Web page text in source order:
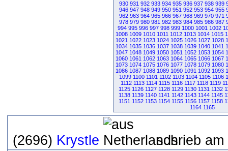
930 931 932 933 934 935 936 937 938 939
946 947 948 949 950 951 952 953 954 955
962 963 964 965 966 967 968 969 970 971
978 979 980 981 982 983 984 985 986 987
994 995 996 997 998 999 1000 1001 1002
1008 1009 1010 1011 1012 1013 1014 1015
1021 1022 1023 1024 1025 1026 1027 1028
1034 1035 1036 1037 1038 1039 1040 1041
1047 1048 1049 1050 1051 1052 1053 1054
1060 1061 1062 1063 1064 1065 1066 1067
1073 1074 1075 1076 1077 1078 1079 1080
1086 1087 1088 1089 1090 1091 1092 1093
1099 1100 1101 1102 1103 1104 1105 1106
1112 1113 1114 1115 1116 1117 1118 1119
1125 1126 1127 1128 1129 1130 1131 1132
1138 1139 1140 1141 1142 1143 1144 1145
1151 1152 1153 1154 1155 1156 1157 1158
1164 1165
(2696) Krystle
schrieb am